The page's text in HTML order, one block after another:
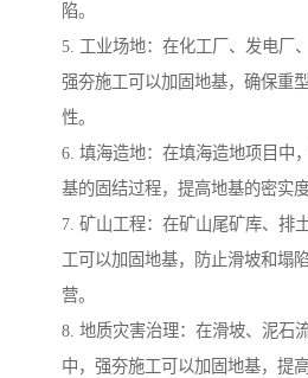
陷。
5. 工业场地：在化工厂、发电厂
强夯施工可以加固地基，确保重
性。
6. 填海造地：在填海造地项目中
基的固结过程，提高地基的密实度
7. 矿山工程：在矿山尾矿库、排
工可以加固地基，防止滑坡和塌
营。
8. 地质灾害治理：在滑坡、泥石
中，强夯施工可以加固地基，提